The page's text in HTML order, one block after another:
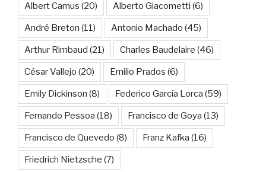
Albert Camus (20) Alberto Giacometti (6)
André Breton (11) Antonio Machado (45)
Arthur Rimbaud (21) Charles Baudelaire (46)
César Vallejo (20) Emilio Prados (6)
Emily Dickinson (8) Federico García Lorca (59)
Fernando Pessoa (18) Francisco de Goya (13)
Francisco de Quevedo (8) Franz Kafka (16)
Friedrich Nietzsche (7)